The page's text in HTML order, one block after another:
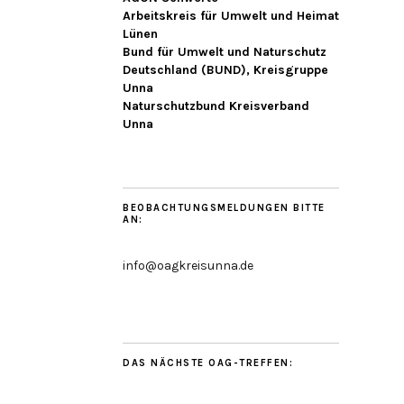
Arbeitskreis für Umwelt und Heimat
Lünen
Bund für Umwelt und Naturschutz
Deutschland (BUND), Kreisgruppe
Unna
Naturschutzbund Kreisverband
Unna
BEOBACHTUNGSMELDUNGEN BITTE
AN:
info@oagkreisunna.de
DAS NÄCHSTE OAG-TREFFEN: